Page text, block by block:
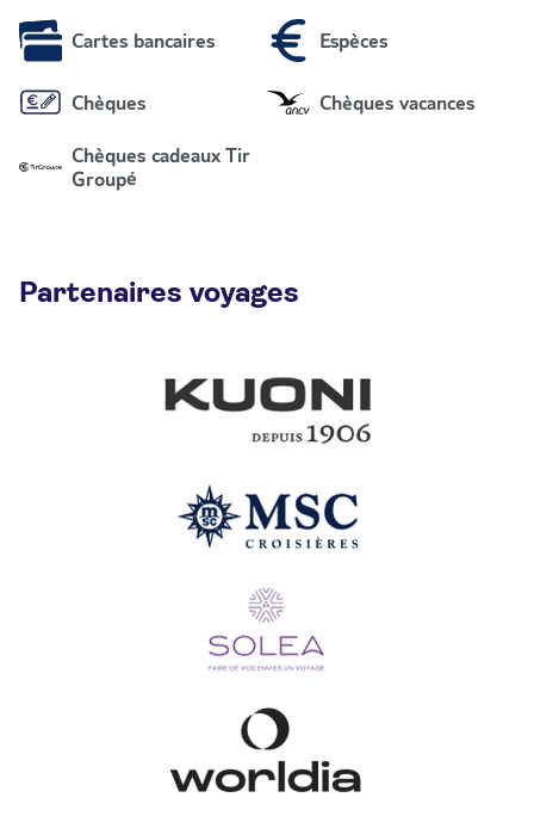
Cartes bancaires Espèces
Chèques Chèques vacances
Chèques cadeaux Tir
Groupé
Partenaires voyages